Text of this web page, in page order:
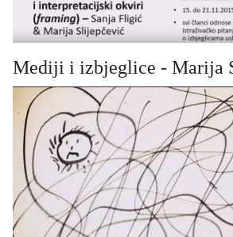
Mediji i izbjeglice - Marija